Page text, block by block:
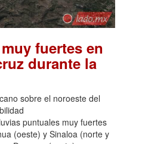
fuertes en
durante la
sobre el noroeste del
puntuales muy fuertes
(oeste) y Sinaloa (norte y